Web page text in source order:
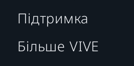
Підтримка
Більше VIVE